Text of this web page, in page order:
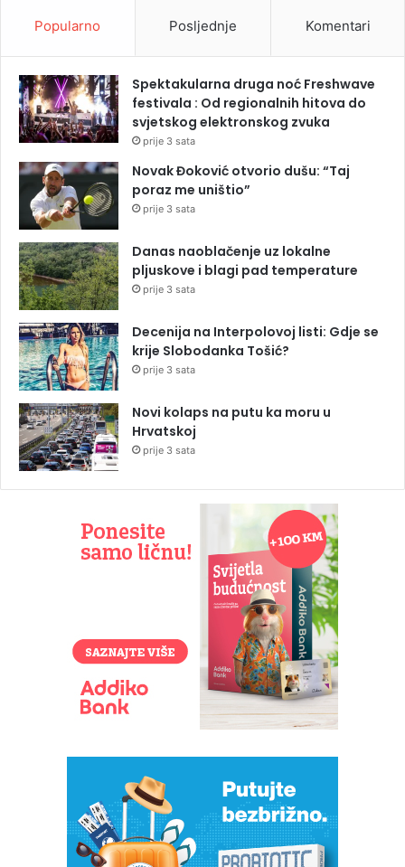
Popularno Posljednje Komentari
Spektakularna druga noć Freshwave
festivala : Od regionalnih hitova do
svjetskog elektronskog zvuka
prije 3 sata
Novak Đoković otvorio dušu: “Taj
poraz me uništio”
prije 3 sata
Danas naoblačenje uz lokalne
pljuskove i blagi pad temperature
prije 3 sata
Decenija na Interpolovoj listi: Gdje se
krije Slobodanka Tošić?
prije 3 sata
Novi kolaps na putu ka moru u
Hrvatskoj
prije 3 sata